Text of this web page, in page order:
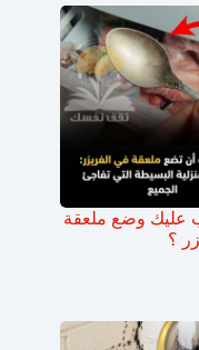
عليك وضع ملعقة
؟